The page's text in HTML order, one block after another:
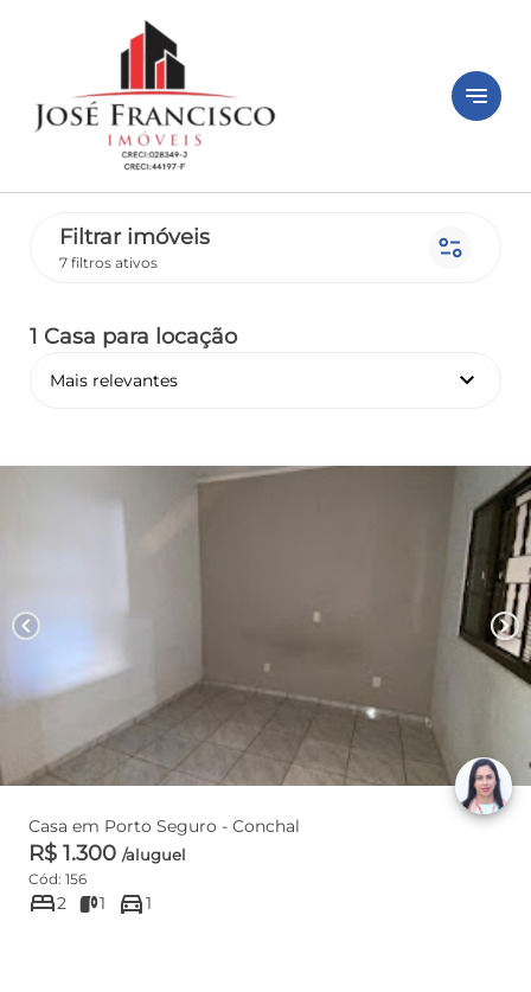
notes
Filtrar imóveis
7 filtros ativos page_info
1 Casa para locação
Mais relevantes keyboard_arrow_down
chevron_left chevron_right
Casa em Porto Seguro - Conchal
R$ 1.300 /aluguel
Cód: 156
bed2 1 directions_car1